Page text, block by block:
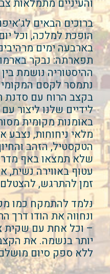
והעיניים מתמלאות
ברוכים הבאים
הופכת למלכה, וכל
בארבעה ימים
תפארתה: נבקר
ההיסטוריה נושמת
נתמסר לקסם המקומי
בקצב הרוח עם סדנת
לידיים שלנו ליצור
באומנות מקומית
מלאי ניחוחות, נצבע
הטקסטיל, הזהב
שלא תמצאו באף
עטוף באווירה נשית,
זמן להתרגש,
נלמד להתמקח כמו
ונחווה את הודו דרך
– וכל אחת עם שקית
יותר בנשמה. את
ללא ספק סיום